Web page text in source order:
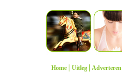
Home | Uitleg | Adverteren